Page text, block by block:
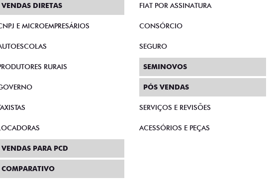
VENDAS DIRETAS
E MICROEMPRESÁRIOS
RURAIS
VENDAS PARA PCD
FIAT POR ASSINATURA
CONSÓRCIO
SEGURO
SEMINOVOS
PÓS VENDAS
SERVIÇOS E REVISÕES
ACESSÓRIOS E PEÇAS
COMPARATIVO